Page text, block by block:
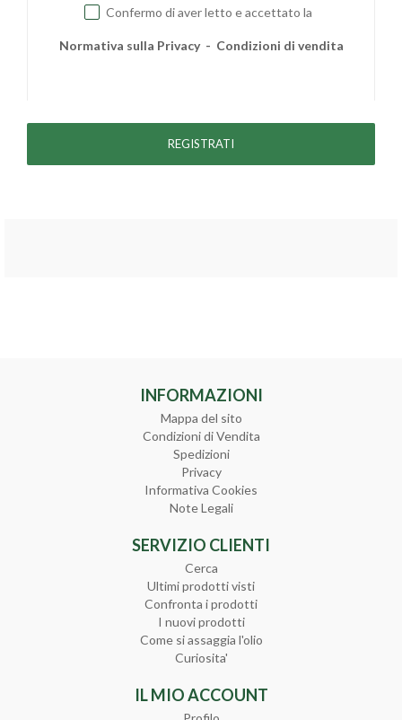
Confermo di aver letto e accettato la
Normativa sulla Privacy- Condizioni di vendita
INFORMAZIONI
Mappa del sito
Condizioni di Vendita
Spedizioni
Privacy
Informativa Cookies
Note Legali
SERVIZIO CLIENTI
Cerca
Ultimi prodotti visti
Confronta i prodotti
I nuovi prodotti
Come si assaggia l'olio
Curiosita'
IL MIO ACCOUNT